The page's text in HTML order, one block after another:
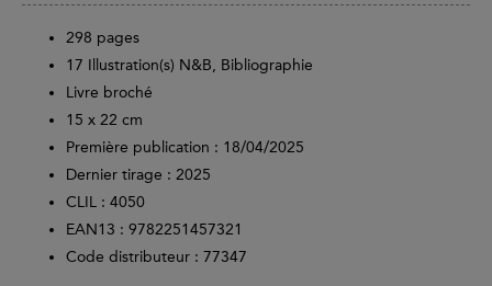
298 pages
17 Illustration(s) N&B, Bibliographie
Livre broché
15 x 22 cm
Première publication : 18/04/2025
Dernier tirage : 2025
CLIL : 4050
EAN13 : 9782251457321
Code distributeur : 77347